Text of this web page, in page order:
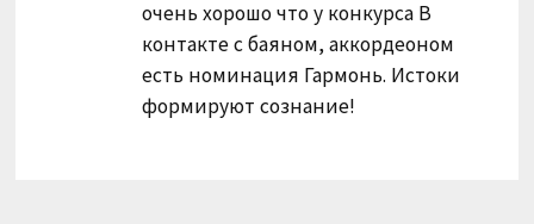
очень хорошо что у конкурса В
контакте с баяном, аккордеоном
есть номинация Гармонь. Истоки
формируют сознание!